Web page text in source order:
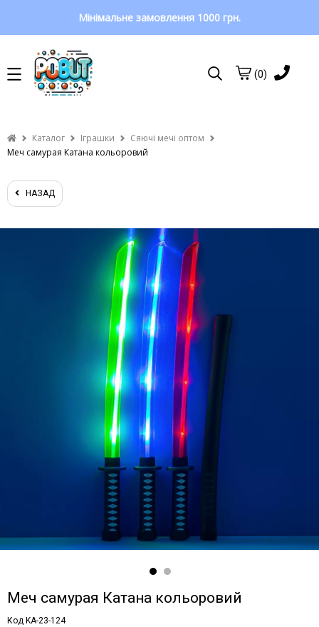
Мінімальне замовлення 1000 грн.
(0)
Каталог Іграшки
Сяючі мечі оптом
Меч самурая Катана кольоровий
НАЗАД
Меч самурая Катана кольоровий
Код KA-23-124